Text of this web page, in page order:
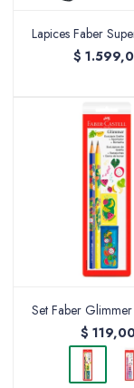
Lapices Faber
$
Set Faber
$